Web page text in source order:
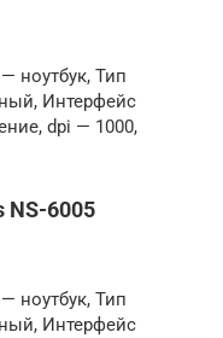
ноутбук, Тип
Интерфейс
dpi — 1000,
6005
ноутбук, Тип
Интерфейс